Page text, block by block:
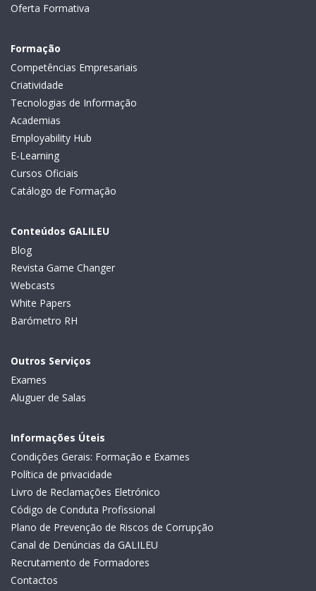
Oferta Formativa
Formação
Competências Empresariais
Criatividade
Tecnologias de Informação
Academias
Employability Hub
E-Learning
Cursos Oficiais
Catálogo de Formação
Conteúdos GALILEU
Blog
Revista Game Changer
Webcasts
White Papers
Barómetro RH
Outros Serviços
Exames
Aluguer de Salas
Informações Úteis
Condições Gerais: Formação e Exames
Política de privacidade
Livro de Reclamações Eletrónico
Código de Conduta Profissional
Plano de Prevenção de Riscos de Corrupção
Canal de Denúncias da GALILEU
Recrutamento de Formadores
Contactos